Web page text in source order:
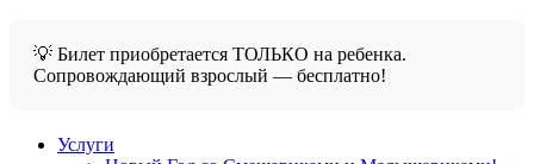
💡 Билет приобретается ТОЛЬКО на ребенка.
Сопровождающий взрослый — бесплатно!
Услуги